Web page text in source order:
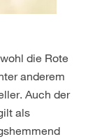
die Rote
anderem
Auch der
als